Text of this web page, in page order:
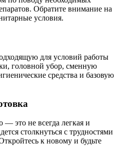
Обратите внимание на
условия.
для условий работы
головной убор, сменную
средства и базовую
— это не всегда легкая и
столкнуться с трудностями
к новому и будьте